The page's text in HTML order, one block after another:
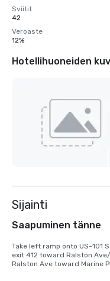
Sviitit
42
Veroaste
12%
Hotellihuoneiden
Sijainti
Saapuminen tänne
Take left ramp onto US-101
exit 412 toward Ralston
Ralston Ave toward Marine